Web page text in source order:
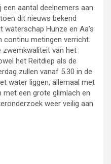
aantal deelnemers aan
dit nieuws bekend
Hunze en Aa’s
continu metingen verricht.
zwemkwaliteit van het
het Reitdiep als de
zullen vanaf 5.30 in de
water liggen, allemaal met
met een grote glimlach en
weer veilig aan